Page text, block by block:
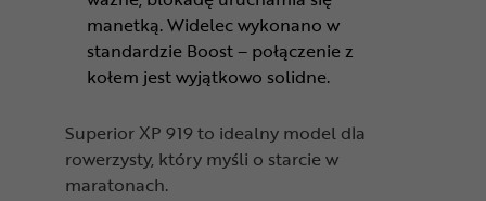
manetką. Widelec wykonano w
standardzie Boost – połączenie z
kołem jest wyjątkowo solidne.
Superior XP 919 to idealny model dla
rowerzysty, który myśli o starcie w
maratonach.